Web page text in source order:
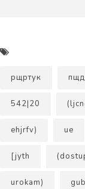
рщртук
542|20
ehjrfv) ue
[jyth
urokam)